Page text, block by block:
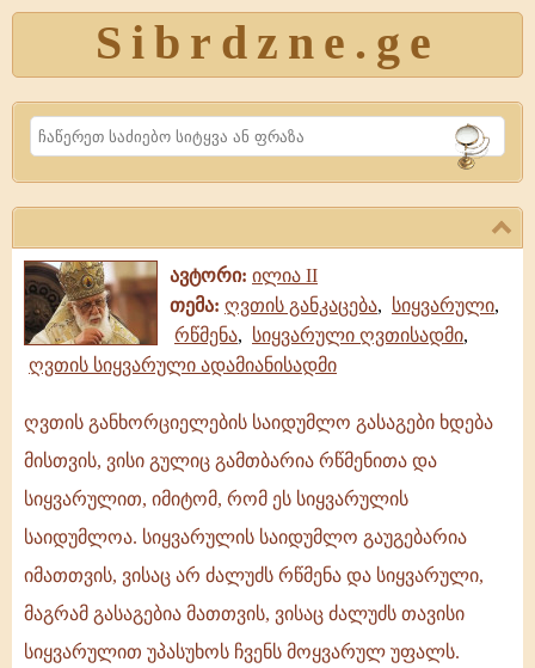
Sibrdzne.ge
Search
ავტორი: ილია II
თემა: ღვთის განკაცება, სიყვარული,
რწმენა, სიყვარული ღვთისადმი,
ღვთის სიყვარული ადამიანისადმი
ღვთის
განხორციელების
საიდუმლო
გასაგები
ხდება
მისთვის,
ვისი
გულიც
ღვთის განხორციელების საიდუმლო გასაგები ხდება
მისთვის, ვისი გულიც გამთბარია რწმენითა და
სიყვარულით, იმიტომ, რომ ეს სიყვარულის
საიდუმლოა. სიყვარულის საიდუმლო გაუგებარია
იმათთვის, ვისაც არ ძალუძს რწმენა და სიყვარული,
მაგრამ გასაგებია მათთვის, ვისაც ძალუძს თავისი
სიყვარულით უპასუხოს ჩვენს მოყვარულ უფალს.